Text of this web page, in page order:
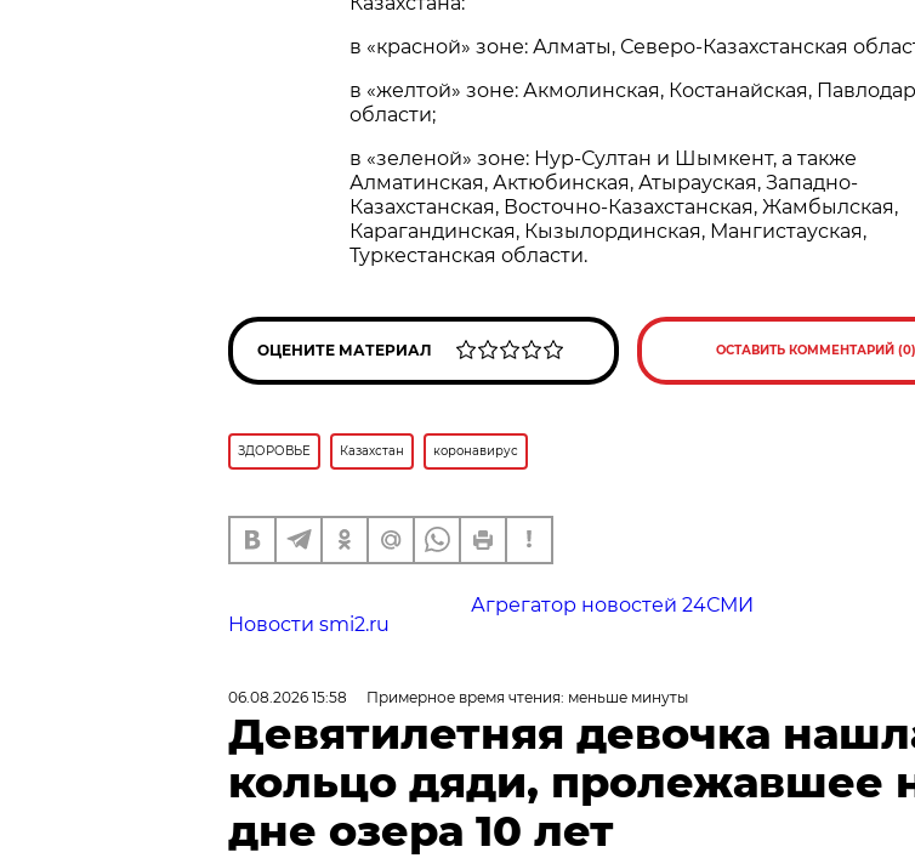
в «красной» зоне: Алматы, Северо-Казахстанская
в «желтой» зоне: Акмолинская, Костанайская,
области;
в «зеленой» зоне: Нур-Султан и Шымкент, а также
Алматинская, Актюбинская, Атырауская, Западно-
Казахстанская, Восточно-Казахстанская, Жамбылская,
Карагандинская, Кызылординская, Мангистауская,
Туркестанская области.
ОЦЕНИТЕ МАТЕРИАЛ ОСТАВИТЬ КОММЕНТАРИЙ (0)
ЗДОРОВЬЕ Казахстан коронавирус
Агрегатор новостей 24СМИ
Новости smi2.ru
06.08.2026 15:58 Примерное время чтения: меньше минуты
Девятилетняя девочка
кольцо дяди, пролежавшее
дне озера 10 лет